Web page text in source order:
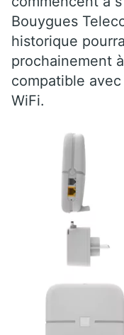
Bouygues
historique
prochainement
compatible
WiFi.